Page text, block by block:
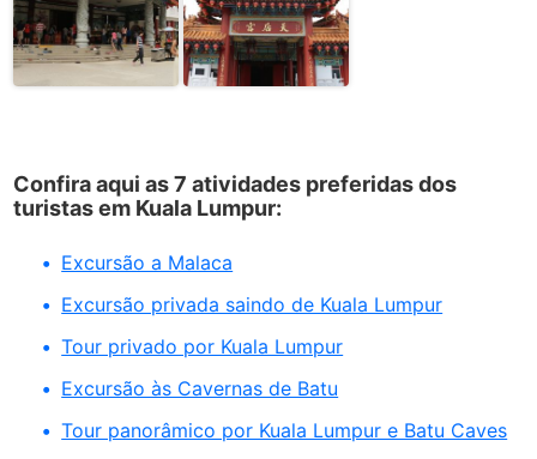
Confira aqui as 7 atividades preferidas dos
turistas em Kuala Lumpur:
Excursão a Malaca
Excursão privada saindo de Kuala Lumpur
Tour privado por Kuala Lumpur
Excursão às Cavernas de Batu
Tour panorâmico por Kuala Lumpur e Batu Caves